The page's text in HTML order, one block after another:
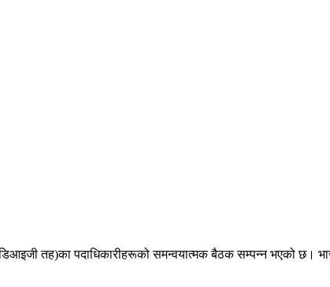
तह)का पदाधिकारीहरूको समन्वयात्मक बैठक सम्पन्न भएको छ।